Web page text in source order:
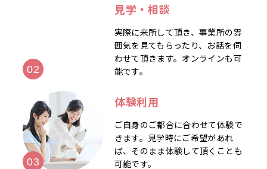
見学・相談
実際に来所して頂き、事業所の雰
囲気を見てもらったり、お話を伺
わせて頂きます。オンラインも可
能です。
体験利用
ご自身のご都合に合わせて体験で
きます。見学時にご希望があれ
ば、そのまま体験して頂くことも
可能です。